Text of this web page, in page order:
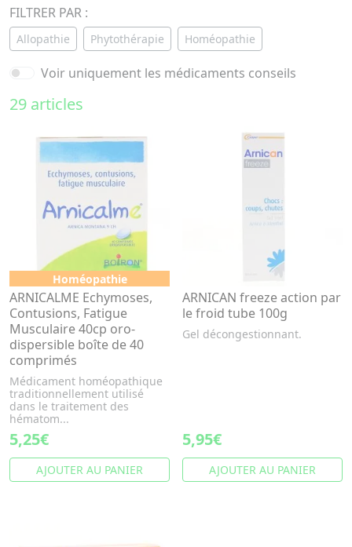
FILTRER PAR :
Allopathie Phytothérapie Homéopathie
Voir uniquement les médicaments conseils
29 articles
Homéopathie
ARNICALME Echymoses,
Contusions, Fatigue
Musculaire 40cp oro-
dispersible boîte de 40
comprimés
Médicament homéopathique
traditionnellement utilisé
dans le traitement des
hématom...
5,25€
AJOUTER AU PANIER
ARNICAN freeze action par
le froid tube 100g
Gel décongestionnant.
5,95€
AJOUTER AU PANIER